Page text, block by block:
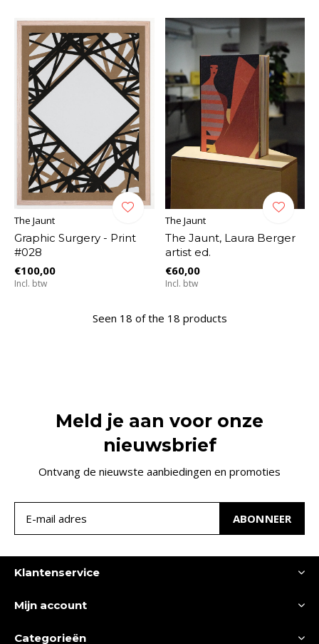
The Jaunt
Graphic Surgery - Print
#028
€100,00
Incl. btw
The Jaunt
The Jaunt, Laura Berger
artist ed.
€60,00
Incl. btw
Seen 18 of the 18 products
Meld je aan voor onze
nieuwsbrief
Ontvang de nieuwste aanbiedingen en promoties
ABONNEER
Klantenservice
Mijn account
Categorieën